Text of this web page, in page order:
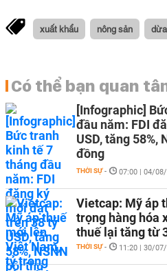
xuất khẩu nông sản dừa
Có thể bạn quan
[Infographic]
đầu năm: FDI
USD, tăng 58%,
đồng
THỜI SỰ - 07:00 | 04/
Vietcap: Mỹ áp
trọng hàng hóa
thuế lại tăng từ
THỜI SỰ - 11:20 | 30/